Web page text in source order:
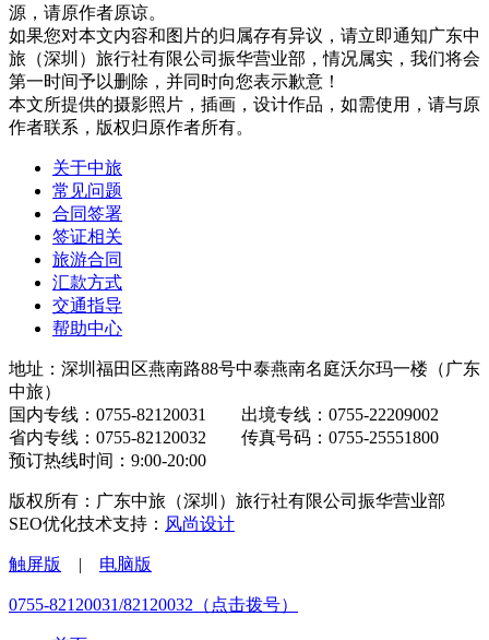
源，请原作者原谅。
如果您对本文内容和图片的归属存有异议，请立即通知广东中
旅（深圳）旅行社有限公司振华营业部，情况属实，我们将会
第一时间予以删除，并同时向您表示歉意！
本文所提供的摄影照片，插画，设计作品，如需使用，请与原
作者联系，版权归原作者所有。
关于中旅
常见问题
合同签署
签证相关
旅游合同
汇款方式
交通指导
帮助中心
地址：深圳福田区燕南路88号中泰燕南名庭沃尔玛一楼（广东
中旅）
国内专线：0755-82120031 出境专线：0755-22209002
省内专线：0755-82120032 传真号码：0755-25551800
预订热线时间：9:00-20:00
版权所有：广东中旅（深圳）旅行社有限公司振华营业部
SEO优化技术支持： 风尚设计
触屏版 | 电脑版
0755-82120031/82120032（点击拨号）